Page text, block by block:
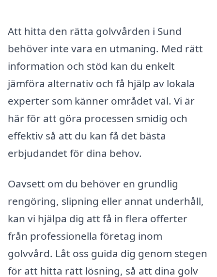
Att hitta den rätta golvvården i Sund
behöver inte vara en utmaning. Med rätt
information och stöd kan du enkelt
jämföra alternativ och få hjälp av lokala
experter som känner området väl. Vi är
här för att göra processen smidig och
effektiv så att du kan få det bästa
erbjudandet för dina behov.
Oavsett om du behöver en grundlig
rengöring, slipning eller annat underhåll,
kan vi hjälpa dig att få in flera offerter
från professionella företag inom
golvvård. Låt oss guida dig genom stegen
för att hitta rätt lösning, så att dina golv